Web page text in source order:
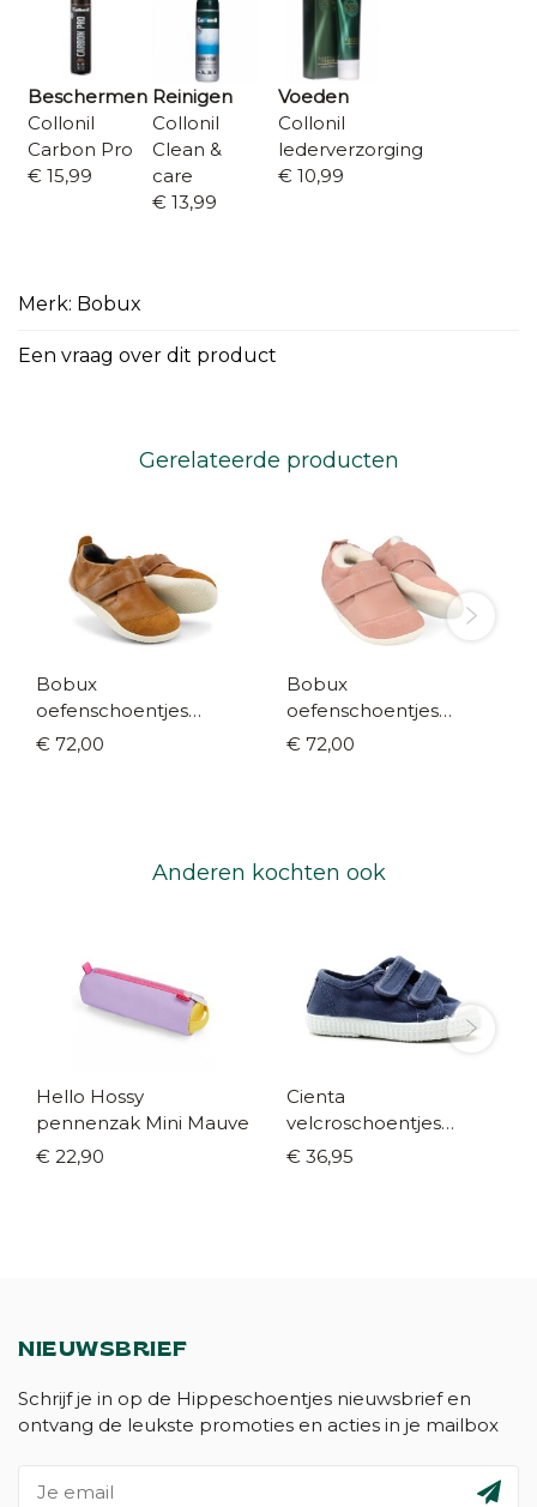
Beschermen
Collonil
Carbon Pro
€ 15,99
Reinigen
Collonil
Clean &
care
€ 13,99
Voeden
Collonil
lederverzorging
€ 10,99
Merk: Bobux
Een vraag over dit product
Gerelateerde producten
Bobux
oefenschoentjes
Xplorer cognac (maat
€ 72,00
Bobux
oefenschoentjes
Xplorer wolgevoerd
€ 72,00
Anderen kochten ook
Hello Hossy
pennenzak Mini Mauve
€ 22,90
Cienta
velcroschoentjes
donkerblauw (maat 21-
€ 36,95
NIEUWSBRIEF
Schrijf je in op de Hippeschoentjes nieuwsbrief en
ontvang de leukste promoties en acties in je mailbox